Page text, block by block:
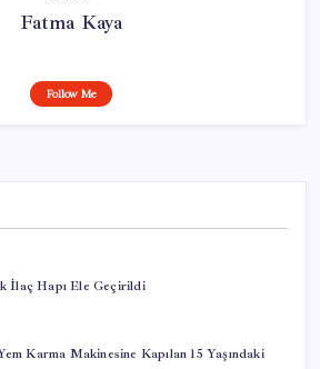
Fatma Kaya
Follow Me
İlaç Hapı Ele Geçirildi
Karma Makinesine Kapılan 15 Yaşındaki